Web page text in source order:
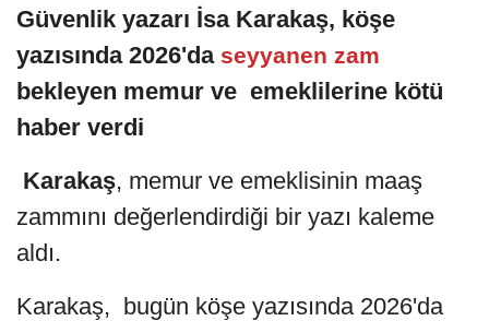
Güvenlik yazarı İsa Karakaş, köşe
yazısında 2026'da seyyanen zam
bekleyen memur ve emeklilerine kötü
haber verdi
Karakaş, memur ve emeklisinin maaş
zammını değerlendirdiği bir yazı kaleme
aldı.
Karakaş, bugün köşe yazısında 2026'da